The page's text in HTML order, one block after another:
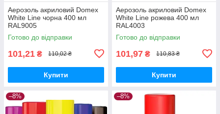
Аерозоль акриловий Domex
White Line чорна 400 мл
RAL9005
Готово до відправки
101,21 ₴ 110,02 ₴
Купити
Аерозоль акриловий Domex
White Line рожева 400 мл
RAL4003
Готово до відправки
101,97 ₴ 110,83 ₴
Купити
–8% –8%